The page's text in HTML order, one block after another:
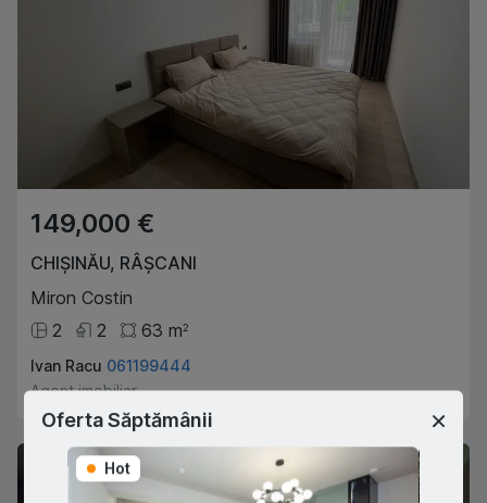
149,000 €
CHIȘINĂU, RÂȘCANI
Miron Costin
2
2 63 m2
Ivan Racu 061199444
Agent imobiliar
Oferta Săptămânii
Hot